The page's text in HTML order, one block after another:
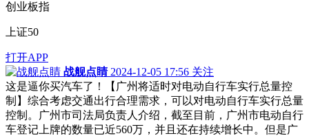
创业板指
上证50
打开APP
战舰点睛 2024-12-05 17:56 关注
这是逼你买汽车了！【广州将适时对电动自行车实行总量控
制】综合考虑交通出行合理需求，可以对电动自行车实行总量
控制。广州市司法局负责人介绍，截至目前，广州市电动自行
车登记上牌的数量已近560万，并且还在持续增长中。但是广